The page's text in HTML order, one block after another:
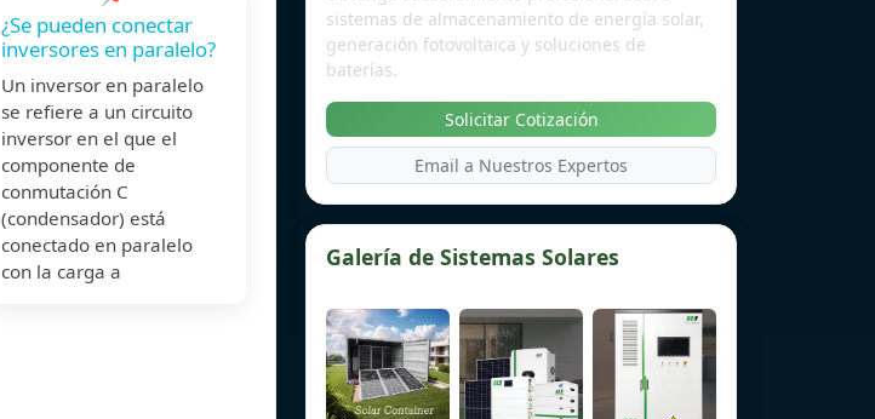
¿Se pueden conectar
inversores en paralelo?
Un inversor en paralelo
se refiere a un circuito
inversor en el que el
componente de
conmutación C
(condensador) está
conectado en paralelo
con la carga a
sistemas de almacenamiento de energía solar,
generación fotovoltaica y soluciones de
baterías.
Solicitar Cotización
Email a Nuestros Expertos
Galería de Sistemas Solares